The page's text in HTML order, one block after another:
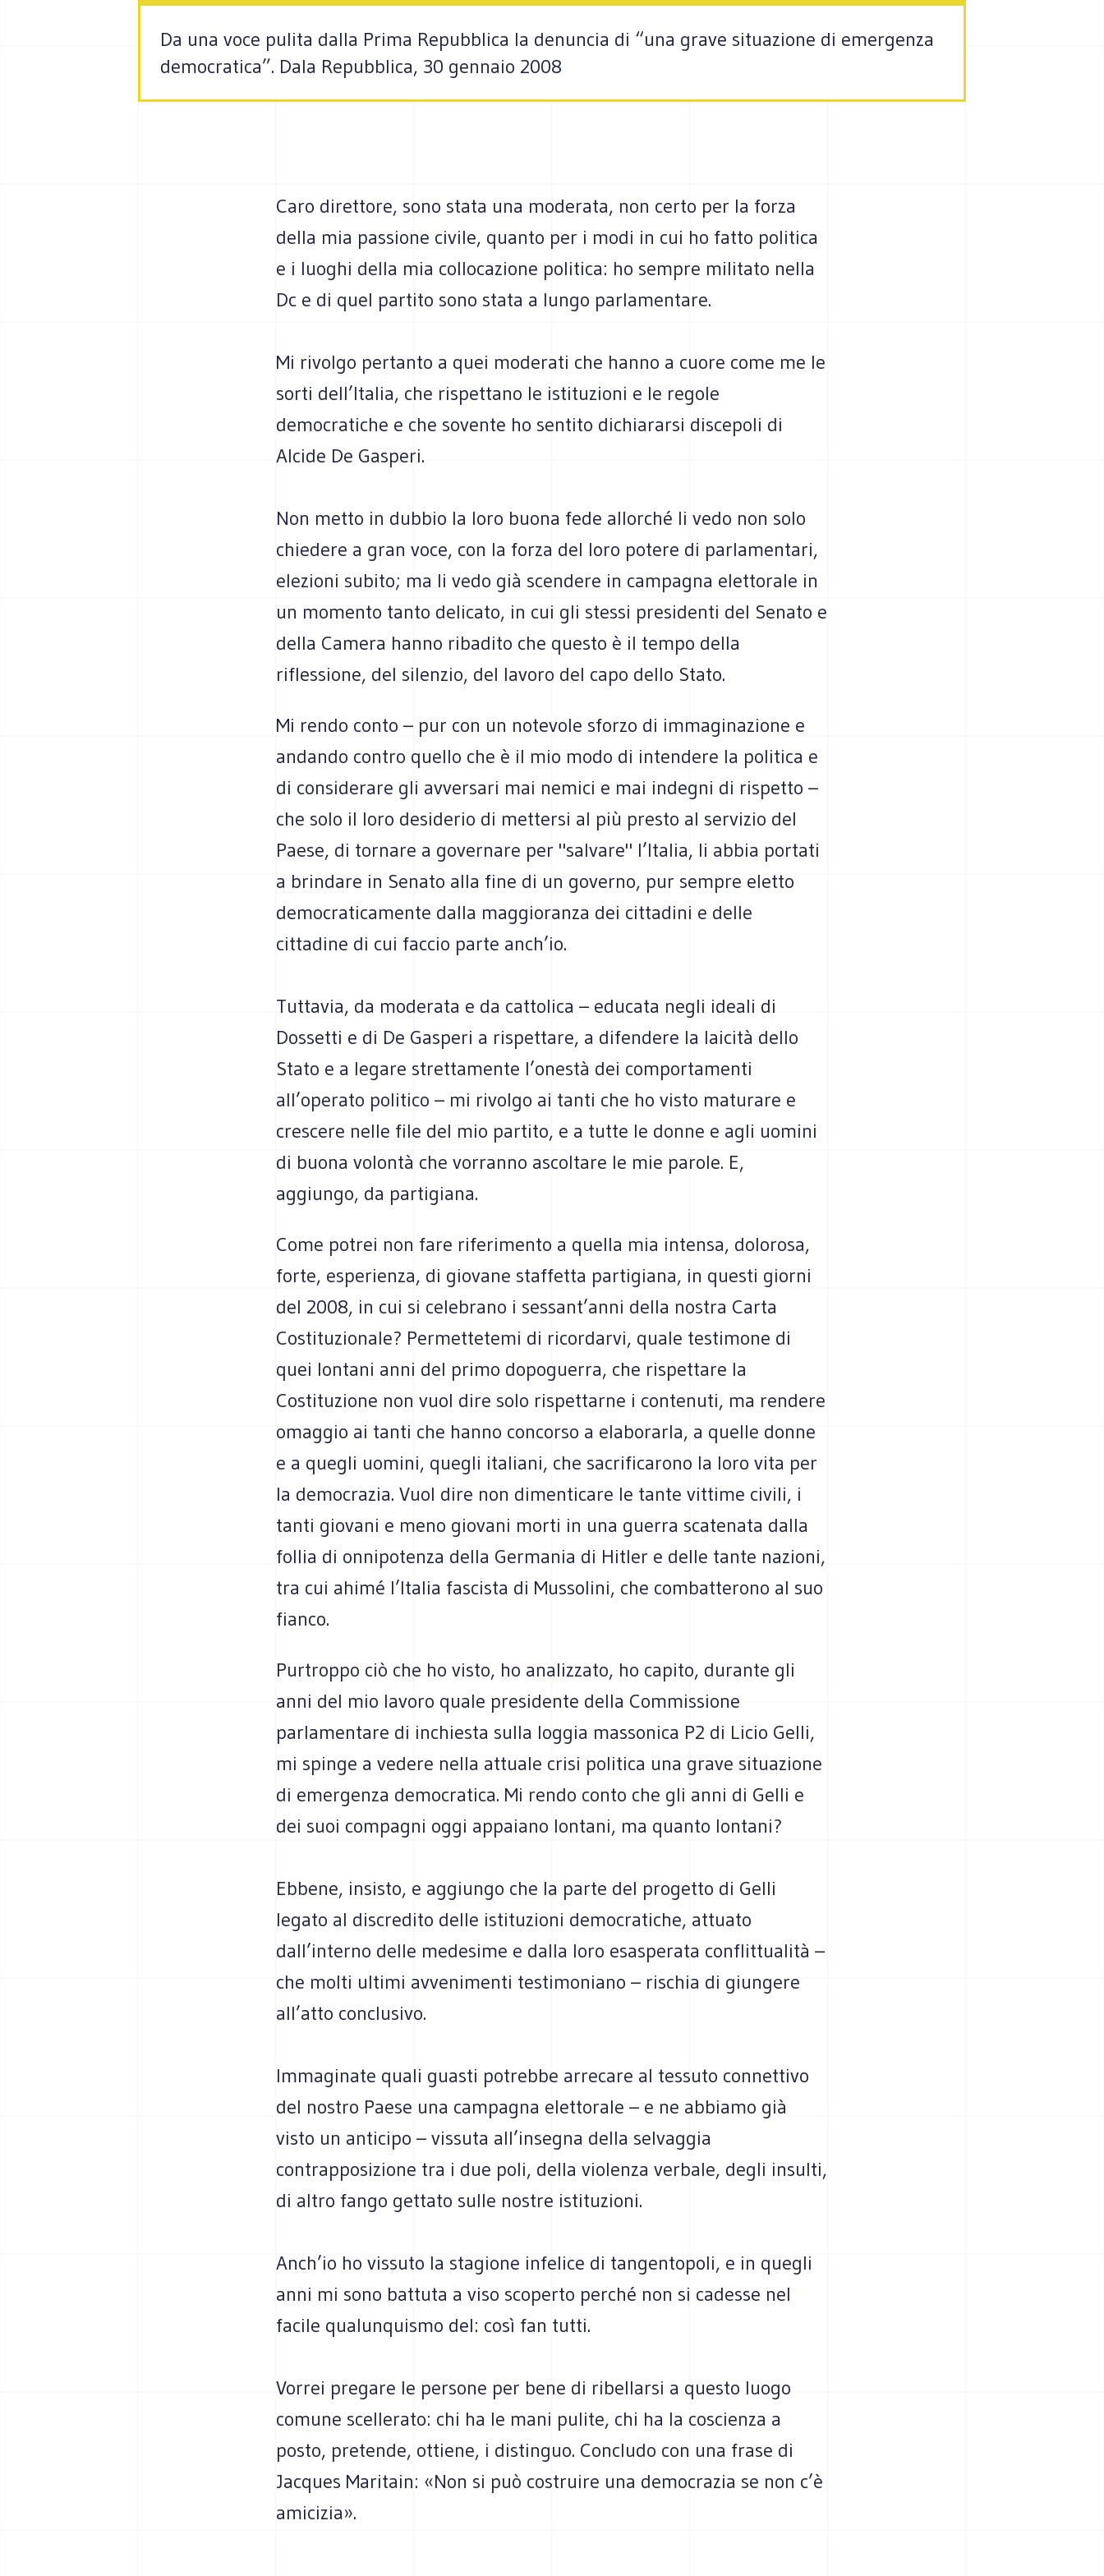
Da una voce pulita dalla Prima Repubblica la denuncia di “una grave situazione di emergenza
democratica”. Dala Repubblica, 30 gennaio 2008
Caro direttore, sono stata una moderata, non certo per la forza
della mia passione civile, quanto per i modi in cui ho fatto politica
e i luoghi della mia collocazione politica: ho sempre militato nella
Dc e di quel partito sono stata a lungo parlamentare.
Mi rivolgo pertanto a quei moderati che hanno a cuore come me le
sorti dell’Italia, che rispettano le istituzioni e le regole
democratiche e che sovente ho sentito dichiararsi discepoli di
Alcide De Gasperi.
Non metto in dubbio la loro buona fede allorché li vedo non solo
chiedere a gran voce, con la forza del loro potere di parlamentari,
elezioni subito; ma li vedo già scendere in campagna elettorale in
un momento tanto delicato, in cui gli stessi presidenti del Senato e
della Camera hanno ribadito che questo è il tempo della
riflessione, del silenzio, del lavoro del capo dello Stato.
Mi rendo conto – pur con un notevole sforzo di immaginazione e
andando contro quello che è il mio modo di intendere la politica e
di considerare gli avversari mai nemici e mai indegni di rispetto –
che solo il loro desiderio di mettersi al più presto al servizio del
Paese, di tornare a governare per "salvare" l’Italia, li abbia portati
a brindare in Senato alla fine di un governo, pur sempre eletto
democraticamente dalla maggioranza dei cittadini e delle
cittadine di cui faccio parte anch’io.
Tuttavia, da moderata e da cattolica – educata negli ideali di
Dossetti e di De Gasperi a rispettare, a difendere la laicità dello
Stato e a legare strettamente l’onestà dei comportamenti
all’operato politico – mi rivolgo ai tanti che ho visto maturare e
crescere nelle file del mio partito, e a tutte le donne e agli uomini
di buona volontà che vorranno ascoltare le mie parole. E,
aggiungo, da partigiana.
Come potrei non fare riferimento a quella mia intensa, dolorosa,
forte, esperienza, di giovane staffetta partigiana, in questi giorni
del 2008, in cui si celebrano i sessant’anni della nostra Carta
Costituzionale? Permettetemi di ricordarvi, quale testimone di
quei lontani anni del primo dopoguerra, che rispettare la
Costituzione non vuol dire solo rispettarne i contenuti, ma rendere
omaggio ai tanti che hanno concorso a elaborarla, a quelle donne
e a quegli uomini, quegli italiani, che sacrificarono la loro vita per
la democrazia. Vuol dire non dimenticare le tante vittime civili, i
tanti giovani e meno giovani morti in una guerra scatenata dalla
follia di onnipotenza della Germania di Hitler e delle tante nazioni,
tra cui ahimé l’Italia fascista di Mussolini, che combatterono al suo
fianco.
Purtroppo ciò che ho visto, ho analizzato, ho capito, durante gli
anni del mio lavoro quale presidente della Commissione
parlamentare di inchiesta sulla loggia massonica P2 di Licio Gelli,
mi spinge a vedere nella attuale crisi politica una grave situazione
di emergenza democratica. Mi rendo conto che gli anni di Gelli e
dei suoi compagni oggi appaiano lontani, ma quanto lontani?
Ebbene, insisto, e aggiungo che la parte del progetto di Gelli
legato al discredito delle istituzioni democratiche, attuato
dall’interno delle medesime e dalla loro esasperata conflittualità –
che molti ultimi avvenimenti testimoniano – rischia di giungere
all’atto conclusivo.
Immaginate quali guasti potrebbe arrecare al tessuto connettivo
del nostro Paese una campagna elettorale – e ne abbiamo già
visto un anticipo – vissuta all’insegna della selvaggia
contrapposizione tra i due poli, della violenza verbale, degli insulti,
di altro fango gettato sulle nostre istituzioni.
Anch’io ho vissuto la stagione infelice di tangentopoli, e in quegli
anni mi sono battuta a viso scoperto perché non si cadesse nel
facile qualunquismo del: così fan tutti.
Vorrei pregare le persone per bene di ribellarsi a questo luogo
comune scellerato: chi ha le mani pulite, chi ha la coscienza a
posto, pretende, ottiene, i distinguo. Concludo con una frase di
Jacques Maritain: «Non si può costruire una democrazia se non c’è
amicizia».